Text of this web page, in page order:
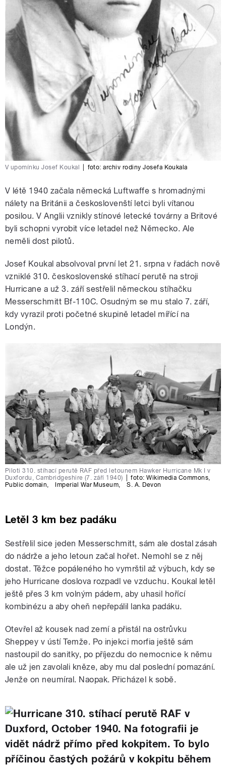
V upomínku Josef Koukal foto:archiv rodiny Josefa Koukala
V létě 1940 začala německá Luftwaffe s hromadnými
nálety na Británii a českoslovenští letci byli vítanou
posilou. V Anglii vznikly stínové letecké továrny a Britové
byli schopni vyrobit více letadel než Německo. Ale
neměli dost pilotů.
Josef Koukal absolvoval první let 21. srpna v řadách nově
vzniklé 310. československé stíhací perutě na stroji
Hurricane a už 3. září sestřelil německou stíhačku
Messerschmitt Bf-110C. Osudným se mu stalo 7. září,
kdy vyrazil proti početné skupině letadel mířící na
Londýn.
Piloti 310. stíhací perutě RAF před letounem Hawker Hurricane Mk I v
Duxfordu, Cambridgeshire (7. září 1940)
foto:Wikimedia Commons,
Public domain, Imperial War Museum,S. A. Devon
Letěl 3 km bez padáku
Sestřelil sice jeden Messerschmitt, sám ale dostal zásah
do nádrže a jeho letoun začal hořet. Nemohl se z něj
dostat. Těžce popáleného ho vymrštil až výbuch, kdy se
jeho Hurricane doslova rozpadl ve vzduchu. Koukal letěl
ještě přes 3 km volným pádem, aby uhasil hořící
kombinézu a aby oheň nepřepálil lanka padáku.
Otevřel až kousek nad zemí a přistál na ostrůvku
Sheppey v ústí Temže. Po injekci morfia ještě sám
nastoupil do sanitky, po příjezdu do nemocnice k němu
ale už jen zavolali kněze, aby mu dal poslední pomazání.
Jenže on neumíral. Naopak. Přicházel k sobě.